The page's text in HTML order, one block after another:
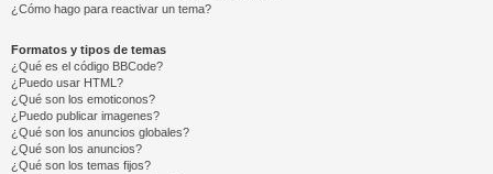
¿Cómo hago para reactivar un tema?
Formatos y tipos de temas
¿Qué es el código BBCode?
¿Puedo usar HTML?
¿Qué son los emoticonos?
¿Puedo publicar imagenes?
¿Qué son los anuncios globales?
¿Qué son los anuncios?
¿Qué son los temas fijos?